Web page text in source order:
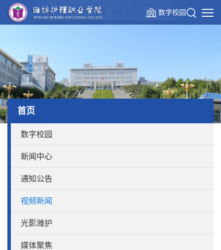
数字校园
首页
数字校园
新闻中心
通知公告
视频新闻
光影潍护
媒体聚焦